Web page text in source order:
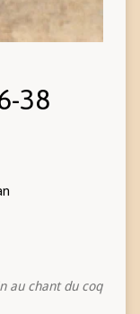
38
au chant du coq